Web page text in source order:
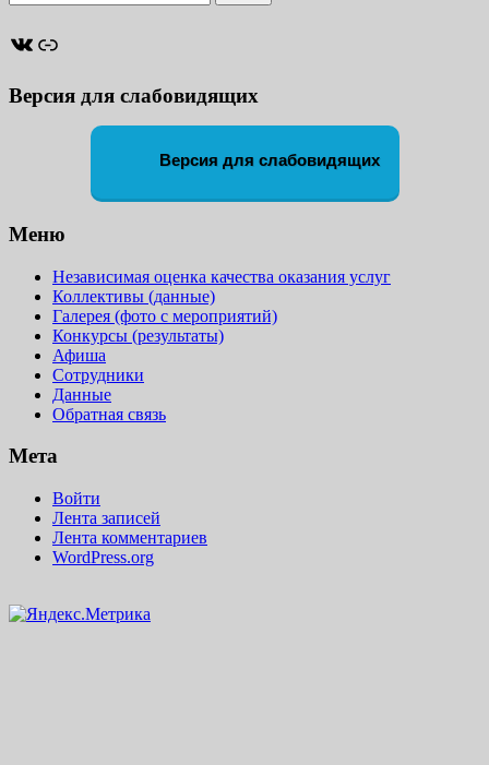
ВКонтакте
Ссылка
Версия для слабовидящих
Версия для слабовидящих
Меню
Независимая оценка качества оказания услуг
Коллективы (данные)
Галерея (фото с мероприятий)
Конкурсы (результаты)
Афиша
Сотрудники
Данные
Обратная связь
Мета
Войти
Лента записей
Лента комментариев
WordPress.org